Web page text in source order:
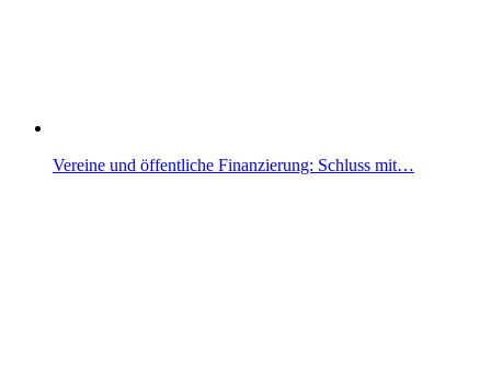
Vereine und öffentliche Finanzierung: Schluss mit…